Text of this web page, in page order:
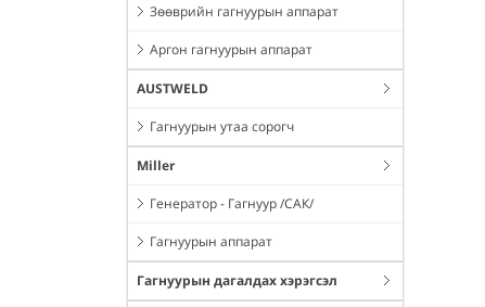
Зөөврийн гагнуурын аппарат
Аргон гагнуурын аппарат
AUSTWELD
Гагнуурын утаа сорогч
Miller
Генератор - Гагнуур /САК/
Гагнуурын аппарат
Гагнуурын дагалдах хэрэгсэл